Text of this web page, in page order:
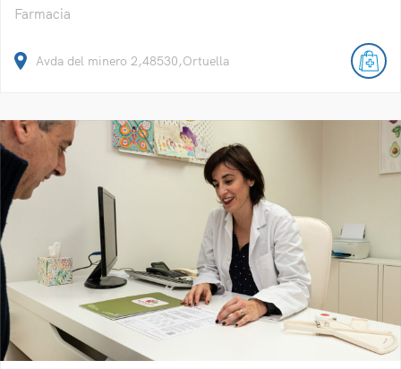
Farmacia
Avda del minero 2,48530,Ortuella